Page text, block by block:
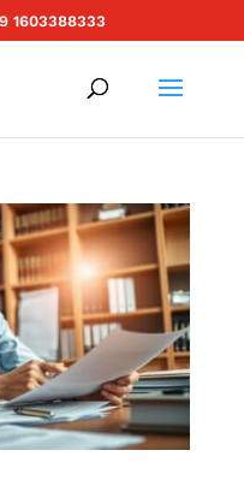
1603388333